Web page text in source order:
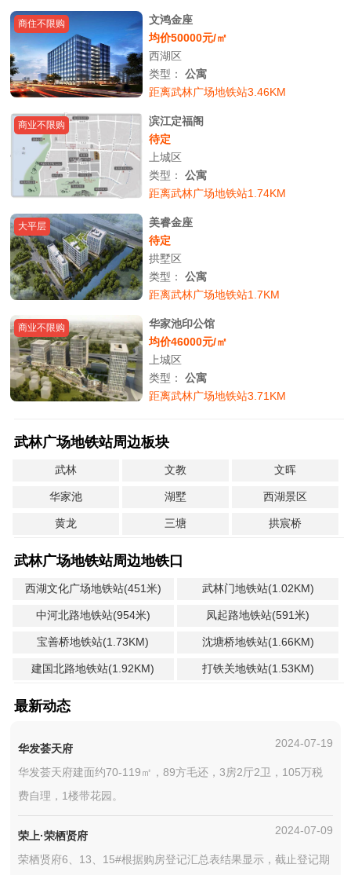
商住不限购
文鸿金座
均价50000元/㎡
西湖区
类型：公寓
距离武林广场地铁站3.46KM
商业不限购
滨江定福阁
待定
上城区
类型：公寓
距离武林广场地铁站1.74KM
大平层
美睿金座
待定
拱墅区
类型：公寓
距离武林广场地铁站1.7KM
商业不限购
华家池印公馆
均价46000元/㎡
上城区
类型：公寓
距离武林广场地铁站3.71KM
武林广场地铁站周边板块
武林 文教 文晖
华家池 湖墅 西湖景区
黄龙 三塘 拱宸桥
武林广场地铁站周边地铁口
西湖文化广场地铁站(451米) 武林门地铁站(1.02KM)
中河北路地铁站(954米) 凤起路地铁站(591米)
宝善桥地铁站(1.73KM) 沈塘桥地铁站(1.66KM)
建国北路地铁站(1.92KM) 打铁关地铁站(1.53KM)
最新动态
华发荟天府 2024-07-19
华发荟天府建面约70-119㎡，89方毛还，3房2厅2卫，105万税
费自理，1楼带花园。
荣上·荣栖贤府 2024-07-09
荣栖贤府6、13、15#根据购房登记汇总表结果显示，截止登记期